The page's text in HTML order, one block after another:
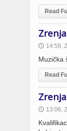
Read
🕔 14:58,
Muzička
Read
🕔 13:06,